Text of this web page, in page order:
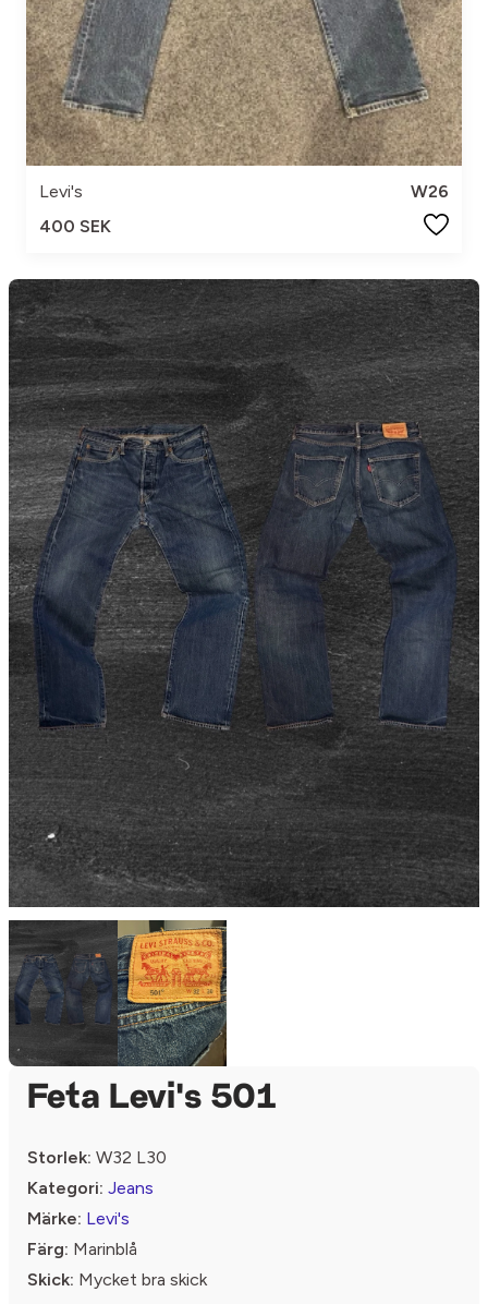
Levi's
W26
400 SEK
Feta Levi's 501
Storlek: W32 L30
Kategori: Jeans
Märke: Levi's
Färg: Marinblå
Skick: Mycket bra skick